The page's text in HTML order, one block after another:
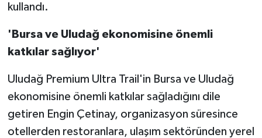
kullandı.
'Bursa ve Uludağ ekonomisine önemli
katkılar sağlıyor'
Uludağ Premium Ultra Trail'in Bursa ve Uludağ
ekonomisine önemli katkılar sağladığını dile
getiren Engin Çetinay, organizasyon süresince
otellerden restoranlara, ulaşım sektöründen yerel